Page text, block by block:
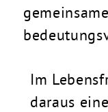
Im
daraus